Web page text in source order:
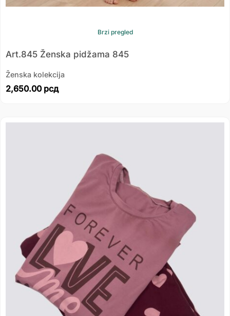
Brzi pregled
Art.845 Ženska pidžama 845
Ženska kolekcija
2,650.00 рсд